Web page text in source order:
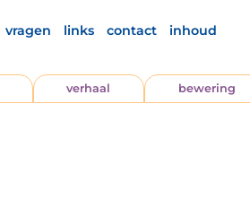
vragen links contact inhoud
verhaal bewering